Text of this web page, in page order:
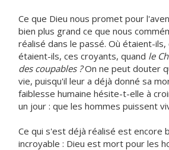
Ce que Dieu nous promet pour
bien plus grand ce que nous
réalisé dans le passé. Où étaient-
étaient-ils, ces croyants, quand le
des coupables ?On ne peut douter
vie, puisqu'il leur a déjà donné sa
faiblesse humaine hésite-t-elle à
un jour : que les hommes puissent
Ce qui s'est déjà réalisé est encore
incroyable : Dieu est mort pour les